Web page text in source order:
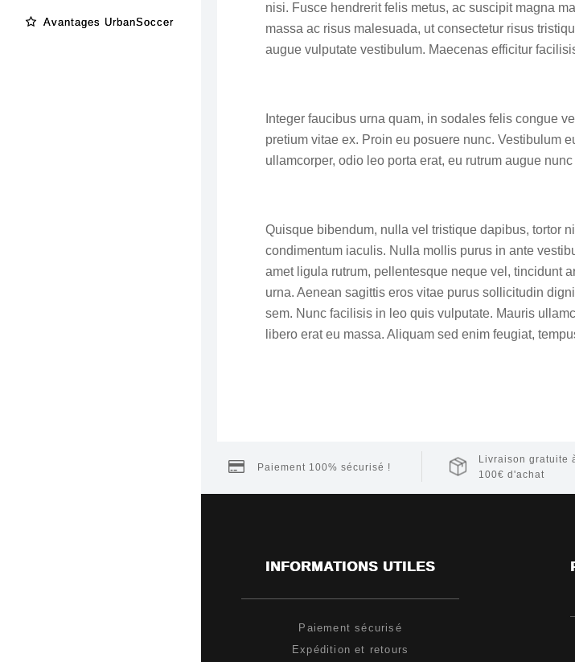
Avantages UrbanSoccer
nisi. Fusce hendrerit felis metus, ac suscipit magna
massa ac risus malesuada, ut consectetur risus
augue vulputate vestibulum. Maecenas efficitur
Integer faucibus urna quam, in sodales felis congue
pretium vitae ex. Proin eu posuere nunc. Vestibulum
ullamcorper, odio leo porta erat, eu rutrum augue
Quisque bibendum, nulla vel tristique dapibus, tortor
condimentum iaculis. Nulla mollis purus in ante
amet ligula rutrum, pellentesque neque vel, tincidunt
urna. Aenean sagittis eros vitae purus sollicitudin
sem. Nunc facilisis in leo quis vulputate. Mauris
libero erat eu massa. Aliquam sed enim feugiat,
Paiement 100% sécurisé !
Livraison gratuite
100€ d'achat
INFORMATIONS UTILES
Paiement sécurisé
Expédition et retours